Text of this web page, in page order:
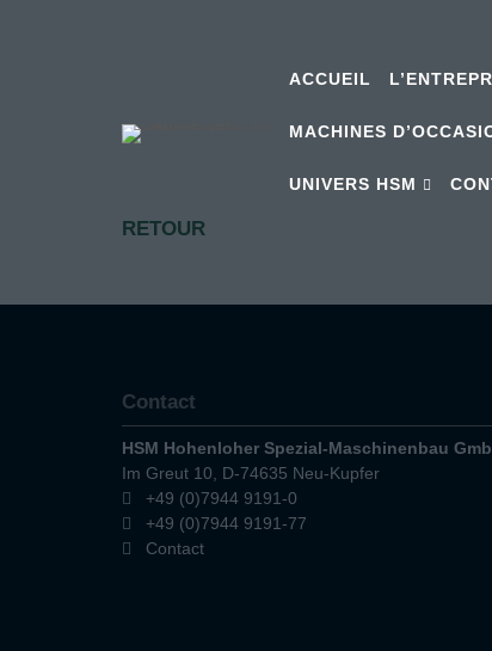
ACCUEIL
MACHINES
UNIVERS HSM
RETOUR
Contact
HSM Hohenloher Spezial-Maschinenbau
Im Greut 10, D-74635 Neu-Kupfer
+49 (0)7944 9191-0
+49 (0)7944 9191-77
Contact